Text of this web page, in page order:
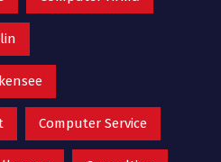
Computer Service